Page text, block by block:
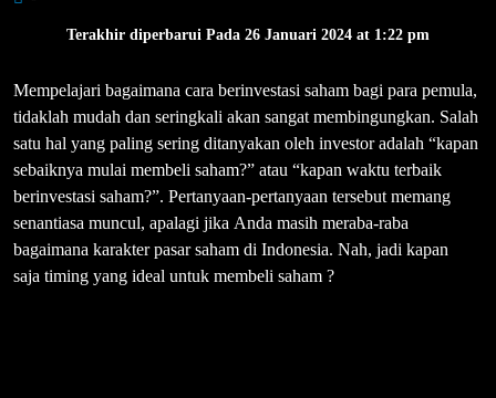
Terakhir diperbarui Pada 26 Januari 2024 at 1:22 pm
Mempelajari bagaimana cara berinvestasi saham bagi para pemula,
tidaklah mudah dan seringkali akan sangat membingungkan. Salah
satu hal yang paling sering ditanyakan oleh investor adalah “kapan
sebaiknya mulai membeli saham?” atau “kapan waktu terbaik
berinvestasi saham?”. Pertanyaan-pertanyaan tersebut memang
senantiasa muncul, apalagi jika Anda masih meraba-raba
bagaimana karakter pasar saham di Indonesia. Nah, jadi kapan
saja timing yang ideal untuk membeli saham ?